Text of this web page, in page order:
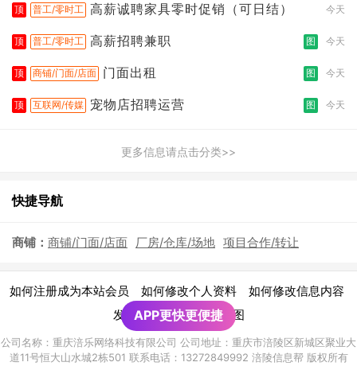
顶 普工/零时工 高薪诚聘家具零时促销（可日结） 今天
顶 普工/零时工 高薪招聘兼职 图 今天
顶 商铺/门面/店面 门面出租 图 今天
顶 互联网/传媒 宠物店招聘运营 图 今天
更多信息请点击分类>>
快捷导航
商铺： 商铺/门面/店面 厂房/仓库/场地 项目合作/转让
如何注册成为本站会员 如何修改个人资料 如何修改信息内容
发布广告须知 | 网站地图
公司名称：重庆涪乐网络科技有限公司 公司地址：重庆市涪陵区新城区聚业大
道11号恒大山水城2栋501 联系电话：13272849992 涪陵信息帮 版权所有
APP更快更便捷